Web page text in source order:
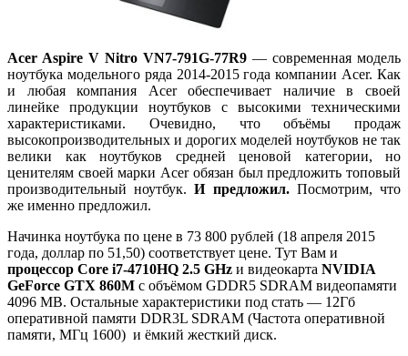
Acer Aspire V Nitro VN7-791G-77R9 — современная модель
ноутбука модельного ряда 2014-2015 года компании Acer. Как
и любая компания Acer обеспечивает наличие в своей
линейке продукции ноутбуков с высокими техническими
характеристиками. Очевидно, что объёмы продаж
высокопроизводительных и дорогих моделей ноутбуков не так
велики как ноутбуков средней ценовой категории, но
ценителям своей марки Acer обязан был предложить топовый
производительный ноутбук.И предложил.Посмотрим, что
же именно предложил.
Начинка ноутбука по цене в 73 800 рублей (18 апреля 2015
года, доллар по 51,50) соответствует цене. Тут Вам и
процессор Core i7-4710HQ 2.5 GHz и видеокарта NVIDIA
GeForce GTX 860M с объёмом GDDR5 SDRAM видеопамяти
4096 MB. Остальные характеристики под стать — 12Гб
оперативной памяти DDR3L SDRAM (Частота оперативной
памяти, МГц 1600) и ёмкий жесткий диск.